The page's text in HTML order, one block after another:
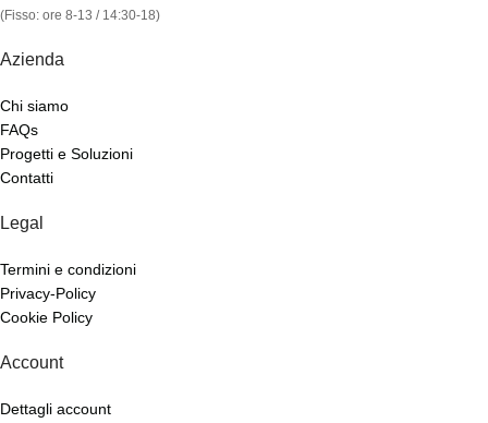
(Fisso: ore 8-13 / 14:30-18)
Azienda
Chi siamo
FAQs
Progetti e Soluzioni
Contatti
Legal
Termini e condizioni
Privacy-Policy
Cookie Policy
Account
Dettagli account